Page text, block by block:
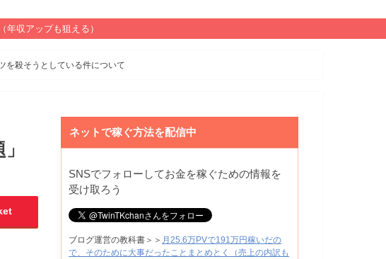
年収アップも狙える）
を殺そうとしている件について
ネットで稼ぐ方法を配信中
SNSでフォローしてお金を稼ぐための情報を
受け取ろう
ブログ運営の教科書＞＞ 月25.6万PVで191万円稼いだの
で、そのために大事だったことまとめとく（売上の内訳も